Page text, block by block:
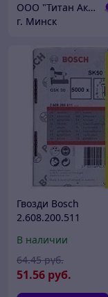
ООО "Титан Актив"
г. Минск
Гвозди Bosch
2.608.200.511
В наличии
51.56 руб.
64.45 руб.